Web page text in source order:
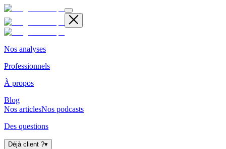
Nos analyses
Professionnels
À propos
Blog
Nos articlesNos podcasts
Des questions
Déjà client ?▾